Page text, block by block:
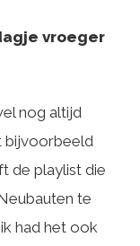
vroeger
nog altijd
bijvoorbeeld
de playlist die
te
had het ook